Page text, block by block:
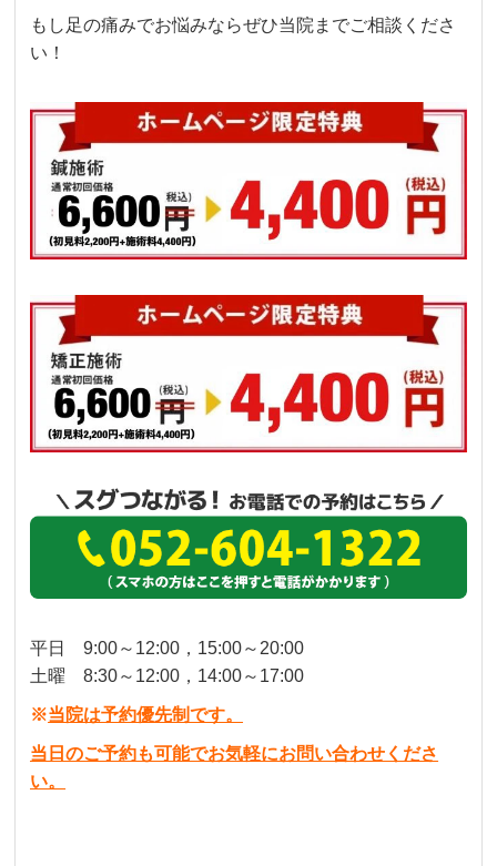
もし足の痛みでお悩みならぜひ当院までご相談くださ
い！
平日 9:00～12:00，15:00～20:00
土曜 8:30～12:00，14:00～17:00
※当院は予約優先制です。
当日のご予約も可能でお気軽にお問い合わせくださ
い。